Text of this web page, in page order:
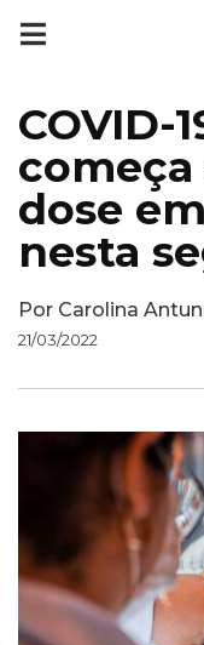
COVID-
começa
dose
nesta
Por Carolina
21/03/2022